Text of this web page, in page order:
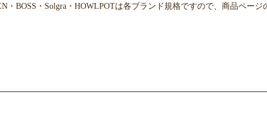
BOSS・Solgra・HOWLPOTは各ブランド規格ですので、商品ページ